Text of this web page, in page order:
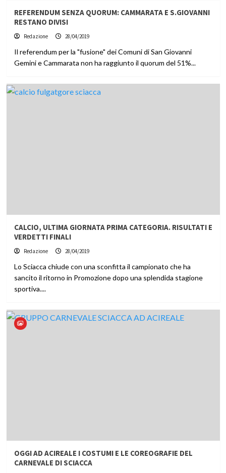
REFERENDUM SENZA QUORUM: CAMMARATA E S.GIOVANNI
RESTANO DIVISI
Redazione 28/04/2019
Il referendum per la "fusione" dei Comuni di San Giovanni
Gemini e Cammarata non ha raggiunto il quorum del 51%...
CALCIO, ULTIMA GIORNATA PRIMA CATEGORIA. RISULTATI E
VERDETTI FINALI
Redazione 28/04/2019
Lo Sciacca chiude con una sconfitta il campionato che ha
sancito il ritorno in Promozione dopo una splendida stagione
sportiva....
OGGI AD ACIREALE I COSTUMI E LE COREOGRAFIE DEL
CARNEVALE DI SCIACCA